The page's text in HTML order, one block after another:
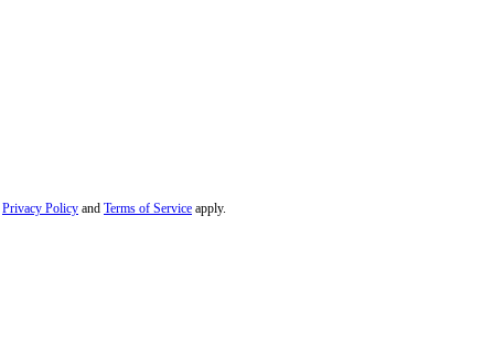
Privacy Policy and Terms of Service apply.